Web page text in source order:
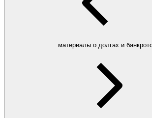
материалы о долгах и